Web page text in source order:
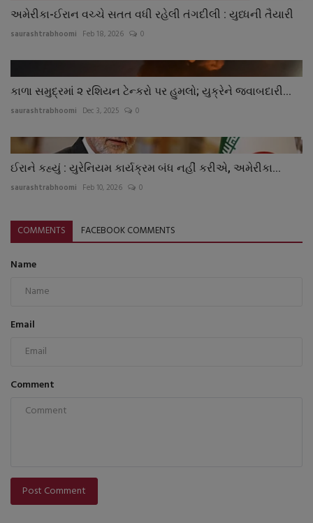
અમેરીકા-ઈરાન વચ્ચે સતત વધી રહેલી તંગદીલી : યુધ્ધની તૈયારી
saurashtrabhoomi Feb 18, 2026 0
કાળા સમુદ્રમાં ૨ રશિયન ટેન્કરો પર હુમલો; યુક્રેને જવાબદારી...
saurashtrabhoomi Dec 3, 2025 0
ઈરાને કહ્યું : યુરેનિયમ કાર્યક્રમ બંધ નહીં કરીએ, અમેરીકા...
saurashtrabhoomi Feb 10, 2026 0
COMMENTS FACEBOOK COMMENTS
Name
Email
Comment
Post Comment